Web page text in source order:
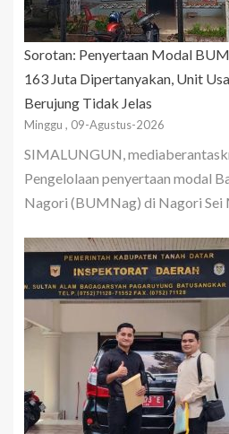
Sorotan: Penyertaan Modal
163 Juta Dipertanyakan, Unit
Berujung Tidak Jelas
Minggu , 09-Agustus-2026
SIMALUNGUN,
Pengelolaan penyertaan modal
Nagori (BUMNag) di Nagori Sei